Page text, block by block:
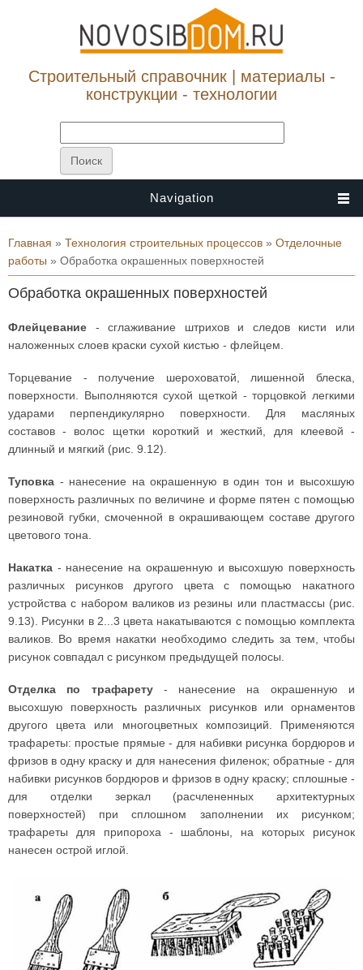
Строительный справочник | материалы -
конструкции - технологии
Navigation
Вы здесь
Главная » Технология строительных процессов » Отделочные
работы » Обработка окрашенных поверхностей
Обработка окрашенных поверхностей
Флейцевание - сглаживание штрихов и следов кисти или
наложенных слоев краски сухой кистью - флейцем.
Торцевание - получение шероховатой, лишенной блеска,
поверхности. Выполняются сухой щеткой - торцовкой легкими
ударами перпендикулярно поверхности. Для масляных
составов - волос щетки короткий и жесткий, для клеевой -
длинный и мягкий (рис. 9.12).
Туповка - нанесение на окрашенную в один тон и высохшую
поверхность различных по величине и форме пятен с помощью
резиновой губки, смоченной в окрашивающем составе другого
цветового тона.
Накатка - нанесение на окрашенную и высохшую поверхность
различных рисунков другого цвета с помощью накатного
устройства с набором валиков из резины или пластмассы (рис.
9.13). Рисунки в 2...3 цвета накатываются с помощью комплекта
валиков. Во время накатки необходимо следить за тем, чтобы
рисунок совпадал с рисунком предыдущей полосы.
Отделка по трафарету- нанесение на окрашенную и
высохшую поверхность различных рисунков или орнаментов
другого цвета или многоцветных композиций. Применяются
трафареты: простые прямые - для набивки рисунка бордюров и
фризов в одну краску и для нанесения филенок; обратные - для
набивки рисунков бордюров и фризов в одну краску; сплошные -
для отделки зеркал (расчлененных архитектурных
поверхностей) при сплошном заполнении их рисунком;
трафареты для припороха - шаблоны, на которых рисунок
нанесен острой иглой.